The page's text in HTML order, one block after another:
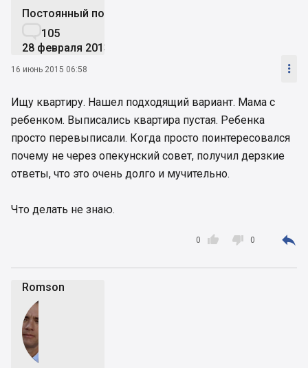
Постоянный пользователь
105
28 февраля 2013
16 июнь 2015 06:58 
Ищу квартиру. Нашел подходящий вариант. Мама с
ребенком. Выписались квартира пустая. Ребенка
просто перевыписали. Когда просто поинтересовался
почему не через опекунский совет, получил дерзкие
ответы, что это очень долго и мучительно.
Что делать не знаю.

0  0 
Romson